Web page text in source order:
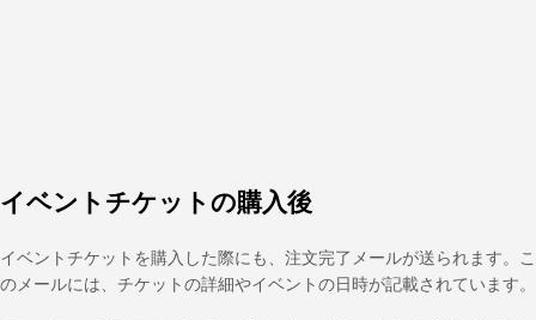
イベントチケットの購入後
イベントチケットを購入した際にも、注文完了メールが送られます。こ
のメールには、チケットの詳細やイベントの日時が記載されています。